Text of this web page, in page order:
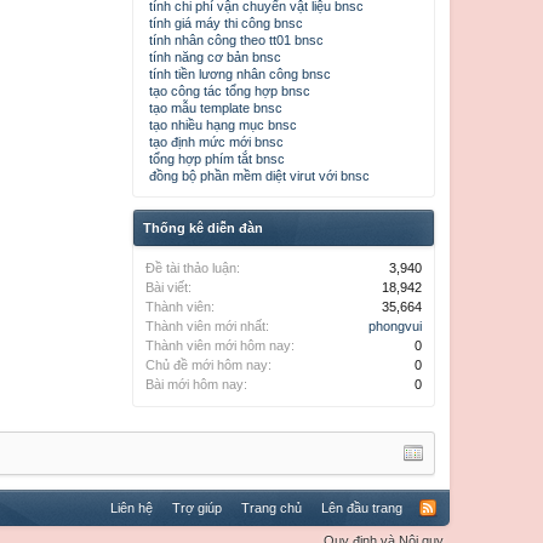
tính chi phí vận chuyển vật liệu bnsc
tính giá máy thi công bnsc
tính nhân công theo tt01 bnsc
tính năng cơ bản bnsc
tính tiền lương nhân công bnsc
tạo công tác tổng hợp bnsc
tạo mẫu template bnsc
tạo nhiều hạng mục bnsc
tạo định mức mới bnsc
tổng hợp phím tắt bnsc
đồng bộ phần mềm diệt virut với bnsc
Thống kê diễn đàn
Đề tài thảo luận:
3,940
Bài viết:
18,942
Thành viên:
35,664
Thành viên mới nhất:
phongvui
Thành viên mới hôm nay:
0
Chủ đề mới hôm nay:
0
Bài mới hôm nay:
0
Liên hệ Trợ giúp Trang chủ Lên đầu trang